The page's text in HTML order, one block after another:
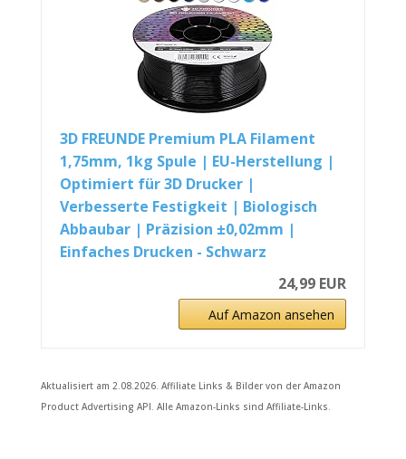
3D FREUNDE Premium PLA Filament
1,75mm, 1kg Spule | EU-Herstellung |
Optimiert für 3D Drucker |
Verbesserte Festigkeit | Biologisch
Abbaubar | Präzision ±0,02mm |
Einfaches Drucken - Schwarz
24,99 EUR
Auf Amazon ansehen
Aktualisiert am 2.08.2026. Affiliate Links & Bilder von der Amazon
Product Advertising API. Alle Amazon-Links sind Affiliate-Links.